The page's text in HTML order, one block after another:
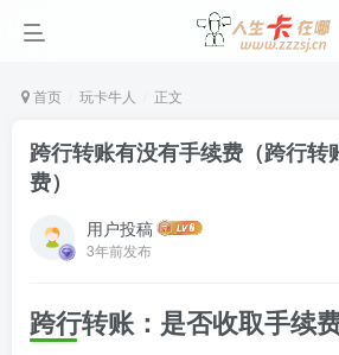
首页 玩卡牛人 正文
跨行转账有没有手续费（跨行转
费）
用户投稿
3年前发布
跨行转账：是否收取手续